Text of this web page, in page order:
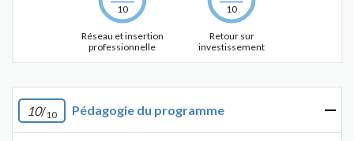
10
Réseau et insertion
professionnelle
10
Retour sur
investissement
10/10 Pédagogie du programme